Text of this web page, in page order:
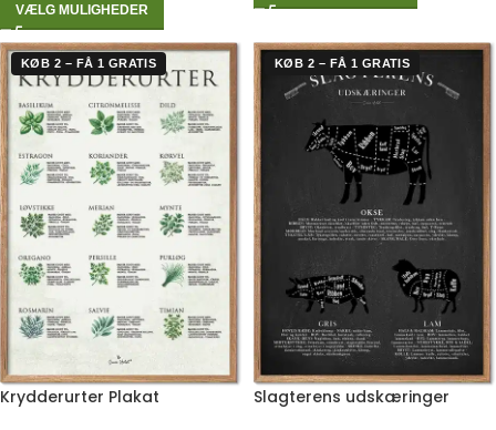
VÆLG MULIGHEDER
KØB 2 – FÅ 1 GRATIS
Krydderurter Plakat
KØB 2 – FÅ 1 GRATIS
Slagterens udskæringer